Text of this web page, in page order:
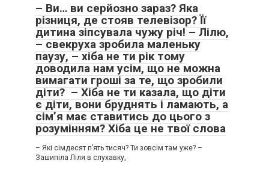
– Ви… ви серйозно зараз? Яка
різниця, де стояв телевізор? Її
дитина зіпсувала чужу річ! – Лілю,
– свекруха зробила маленьку
паузу, – хіба не ти рік тому
доводила нам усім, що не можна
вимагати гроші за те, що зробили
діти? – Хіба не ти казала, що діти
є діти, вони бруднять і ламають, а
сім’я має ставитись до цього з
розумінням? Хіба це не твої слова
– Які сімдесят п’ять тисяч? Ти зовсім там уже? –
Зашипіла Ліля в слухавку,